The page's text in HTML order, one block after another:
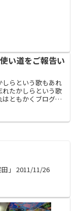
い道をご報告い
らという歌もあれ
たかしらという歌
ともかくブログを
ン会を‥。吉田戦車
」 2011/11/26